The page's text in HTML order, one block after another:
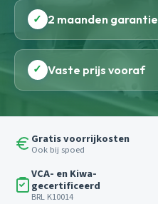
✓ 2 maanden garantie
✓ Vaste prijs vooraf
Gratis voorrijkosten
Ook bij spoed
VCA- en Kiwa-
gecertificeerd
BRL K10014